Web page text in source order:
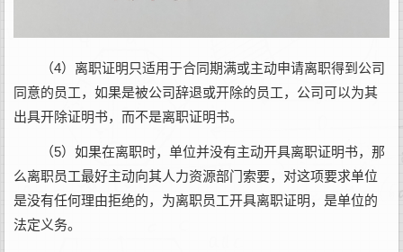
（4）离职证明只适用于合同期满或主动申请离职得到公司
同意的员工，如果是被公司辞退或开除的员工，公司可以为其
出具开除证明书，而不是离职证明书。
（5）如果在离职时，单位并没有主动开具离职证明书，那
么离职员工最好主动向其人力资源部门索要，对这项要求单位
是没有任何理由拒绝的，为离职员工开具离职证明，是单位的
法定义务。